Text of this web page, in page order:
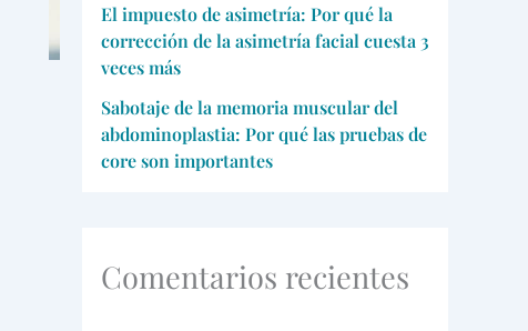
El impuesto de asimetría: Por qué la
corrección de la asimetría facial cuesta 3
veces más
Sabotaje de la memoria muscular del
abdominoplastia: Por qué las pruebas de
core son importantes
Comentarios recientes